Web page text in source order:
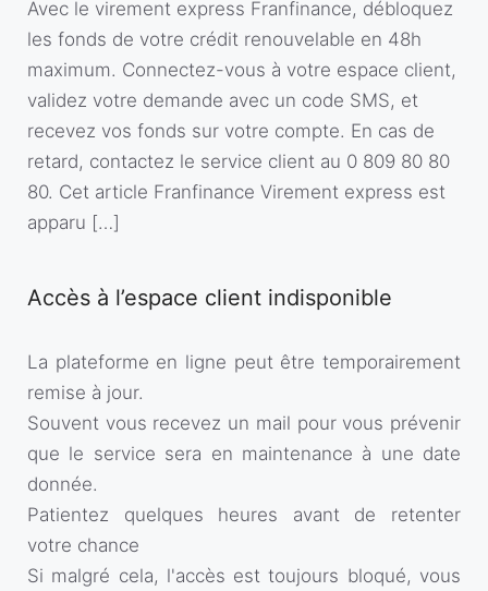
Avec le virement express Franfinance, débloquez
les fonds de votre crédit renouvelable en 48h
maximum. Connectez-vous à votre espace client,
validez votre demande avec un code SMS, et
recevez vos fonds sur votre compte. En cas de
retard, contactez le service client au 0 809 80 80
80. Cet article Franfinance Virement express est
apparu […]
Accès à l’espace client indisponible
La plateforme en ligne peut être temporairement
remise à jour.
Souvent vous recevez un mail pour vous prévenir
que le service sera en maintenance à une date
donnée.
Patientez quelques heures avant de retenter
votre chance
Si malgré cela, l'accès est toujours bloqué, vous